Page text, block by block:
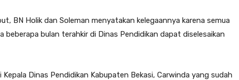
BN Holik dan Soleman menyatakan kelegaannya karena semua
beberapa bulan terahkir di Dinas Pendidikan dapat diselesaikan
Dinas Pendidikan Kabupaten Bekasi, Carwinda yang sudah